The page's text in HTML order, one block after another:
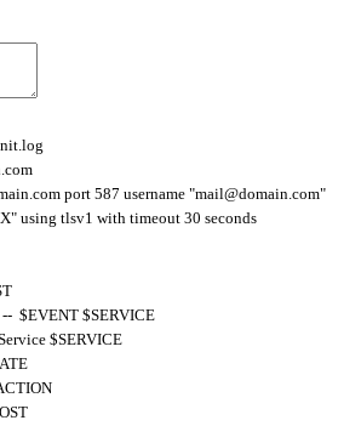
.log
.com
.com port 587 username "mail@domain.com"
using tlsv1 with timeout 30 seconds
-- $EVENT $SERVICE
$SERVICE